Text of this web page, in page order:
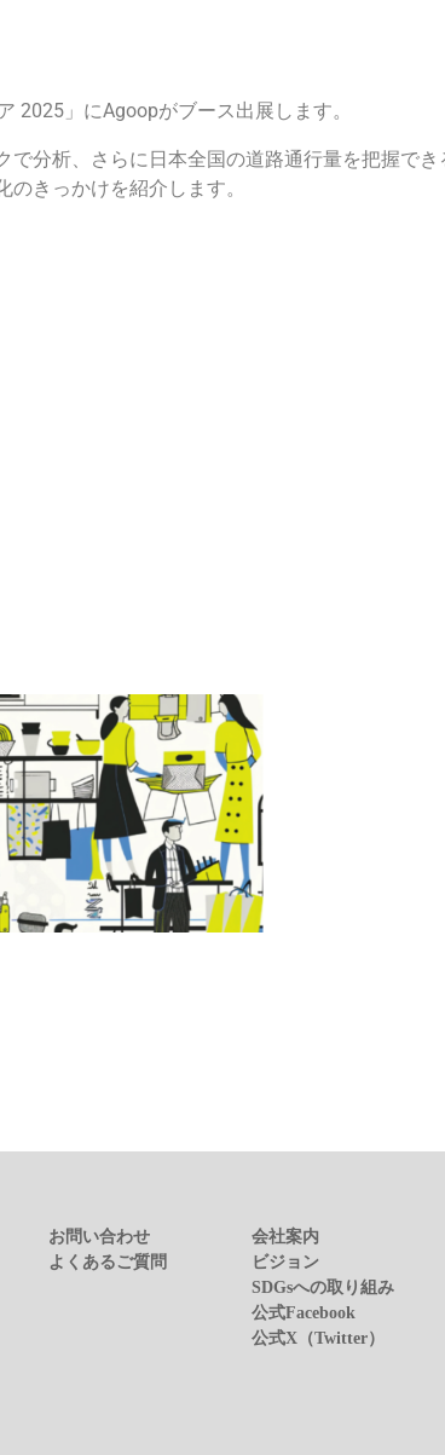
2025」にAgoopがブース出展します。
分析、さらに日本全国の道路通行量を把握でき
きっかけを紹介します。
お問い合わせ
よくあるご質問
会社案内
ビジョン
SDGsへの取り組み
公式Facebook
公式X（Twitter）